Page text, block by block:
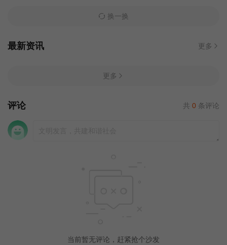
换一换
最新资讯 更多
更多
评论 共 0 条评论
当前暂无评论，赶紧抢个沙发